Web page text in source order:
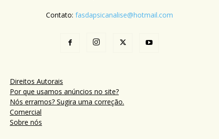
Contato: fasdapsicanalise@hotmail.com
Direitos Autorais
Por que usamos anúncios no site?
Nós erramos? Sugira uma correção.
Comercial
Sobre nós